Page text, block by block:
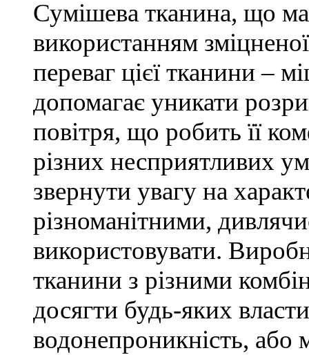
Сумішева тканина, що
використанням
переваг цієї тканини –
допомагає уникати
повітря, що робить її
різних несприятливих
звернути увагу на
різноманітними,
використовувати.
тканини з різними
досягти будь-яких
водонепроникність, або